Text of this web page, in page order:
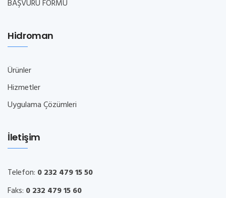
BAŞVURU FORMU
Hidroman
Ürünler
Hizmetler
Uygulama Çözümleri
İletişim
Telefon: 0 232 479 15 50
Faks: 0 232 479 15 60